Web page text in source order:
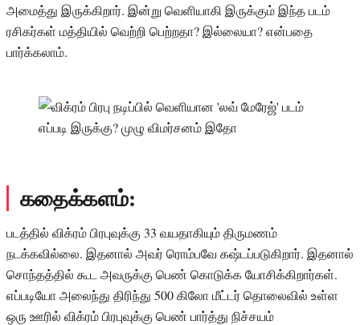
அமைத்து இருக்கிறார். இன்று வெளியாகி இருக்கும் இந்த படம்
ரசிகர்கள் மத்தியில் வெற்றி பெற்றதா? இல்லையா? என்பதை
பார்க்கலாம்.
கதைக்களம்:
படத்தில் விக்ரம் பிரபுவுக்கு 33 வயதாகியும் திருமணம்
நடக்கவில்லை. இதனால் அவர் ரொம்பவே கஷ்டப்படுகிறார். இதனால்
சொந்தத்தில் கூட அவருக்கு பெண் கொடுக்க யோசிக்கிறார்கள்.
எப்படியோ அலைந்து திரிந்து 500 கிலோ மீட்டர் தொலைவில் உள்ள
ஒரு ஊரில் விக்ரம் பிரபுவுக்கு பெண் பார்த்து நிச்சயம்